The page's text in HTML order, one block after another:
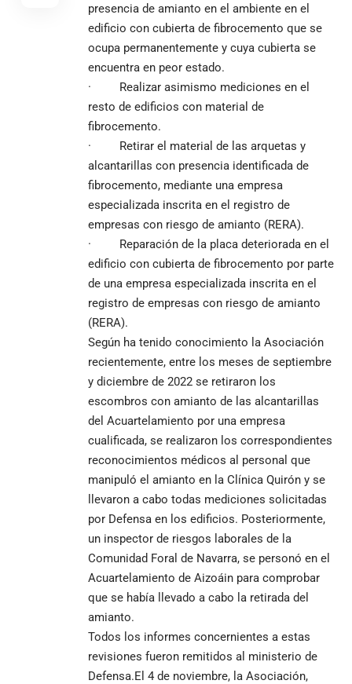
presencia de amianto en el ambiente en el
edificio con cubierta de fibrocemento que se
ocupa permanentemente y cuya cubierta se
encuentra en peor estado.
· Realizar asimismo mediciones en el
resto de edificios con material de
fibrocemento.
· Retirar el material de las arquetas y
alcantarillas con presencia identificada de
fibrocemento, mediante una empresa
especializada inscrita en el registro de
empresas con riesgo de amianto (RERA).
· Reparación de la placa deteriorada en el
edificio con cubierta de fibrocemento por parte
de una empresa especializada inscrita en el
registro de empresas con riesgo de amianto
(RERA).
Según ha tenido conocimiento la Asociación
recientemente, entre los meses de septiembre
y diciembre de 2022 se retiraron los
escombros con amianto de las alcantarillas
del Acuartelamiento por una empresa
cualificada, se realizaron los correspondientes
reconocimientos médicos al personal que
manipuló el amianto en la Clínica Quirón y se
llevaron a cabo todas mediciones solicitadas
por Defensa en los edificios. Posteriormente,
un inspector de riesgos laborales de la
Comunidad Foral de Navarra, se personó en el
Acuartelamiento de Aizoáin para comprobar
que se había llevado a cabo la retirada del
amianto.
Todos los informes concernientes a estas
revisiones fueron remitidos al ministerio de
Defensa.El 4 de noviembre, la Asociación,